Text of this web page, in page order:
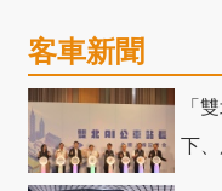
客車新聞
「
下